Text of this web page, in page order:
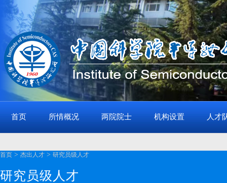
首页 所情概况 两院院士 机构设置 人才
首页 > 杰出人才 > 研究员级人才
研究员级人才